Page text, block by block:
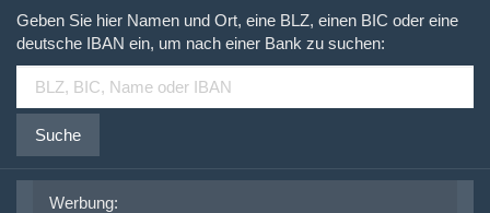
Geben Sie hier Namen und Ort, eine BLZ, einen BIC oder eine
deutsche IBAN ein, um nach einer Bank zu suchen:
Suche
Werbung: